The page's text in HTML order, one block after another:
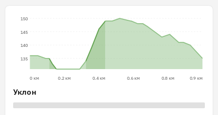
135
140
145
150
0 км 0.2 км 0.4 км 0.6 км 0.8 км 0.9 км
Уклон